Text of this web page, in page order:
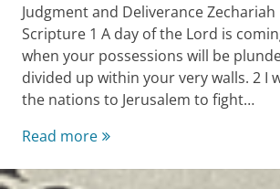
Judgment and Deliverance Zechariah
Scripture 1 A day of the Lord is
when your possessions will be
divided up within your very walls. 2 I
the nations to Jerusalem to fight…
Read moreLiving